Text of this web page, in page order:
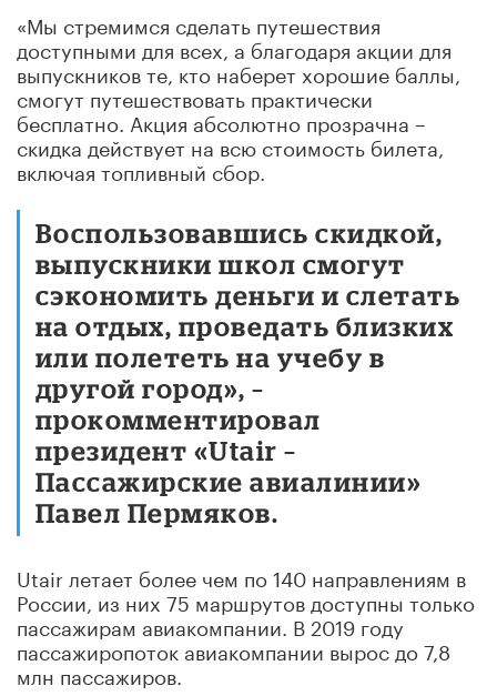
«Мы стремимся сделать путешествия
доступными для всех, а благодаря акции для
выпускников те, кто наберет хорошие баллы,
смогут путешествовать практически
бесплатно. Акция абсолютно прозрачна –
скидка действует на всю стоимость билета,
включая топливный сбор.
Воспользовавшись скидкой,
выпускники школ смогут
сэкономить деньги и слетать
на отдых, проведать близких
или полететь на учебу в
другой город», –
прокомментировал
президент «Utair –
Пассажирские авиалинии»
Павел Пермяков.
Utair летает более чем по 140 направлениям в
России, из них 75 маршрутов доступны только
пассажирам авиакомпании. В 2019 году
пассажиропоток авиакомпании вырос до 7,8
млн пассажиров.